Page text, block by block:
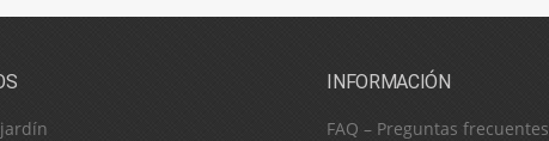
INFORMACIÓN
FAQ – Preguntas frecuentes